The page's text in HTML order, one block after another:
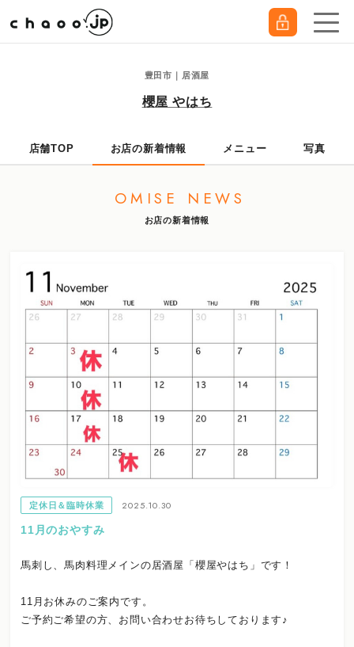
豊田市｜居酒屋
櫻屋 やはち
店舗TOP お店の新着情報 メニュー 写真
OMISE NEWS
お店の新着情報
定休日＆臨時休業
2025.10.30
11月のおやすみ
馬刺し、馬肉料理メインの居酒屋「櫻屋やはち」です！
11月お休みのご案内です。
ご予約ご希望の方、お問い合わせお待ちしております♪